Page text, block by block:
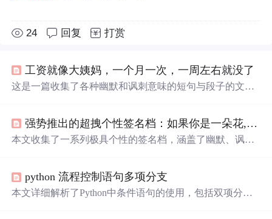
24 回复 打赏
工资就像大姨妈，一个月一次，一周左右就没了
这是一篇收集了各种幽默和讽刺意味的短句与段子的文
强势推出的超拽个性签名档：如果你是一朵花,那牛都不拉粪了
本文收集了一系列极具个性的签名档，涵盖了幽默、讽
python 流程控制语句多项分支
本文详细解析了Python中条件语句的使用，包括双项分